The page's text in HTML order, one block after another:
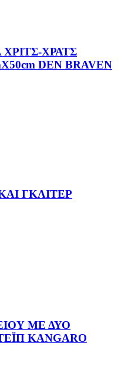
ΧΡΑΤΣ
DEN BRAVEN
ΓΚΛΙΤΕΡ
ΜΕ ΔΥΟ
KANGARO